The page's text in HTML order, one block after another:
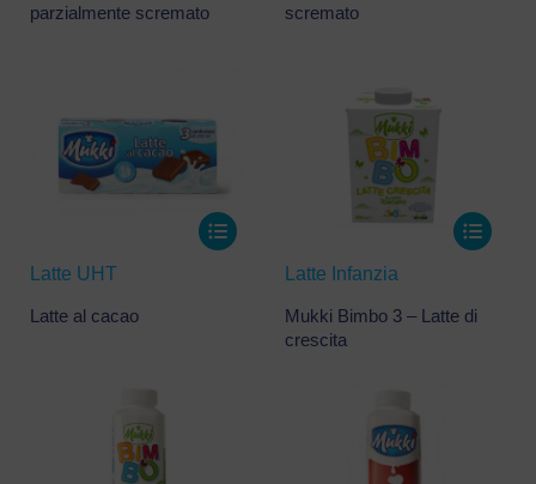
parzialmente scremato
scremato
Latte UHT
Latte al cacao
Latte Infanzia
Mukki Bimbo 3 – Latte di
crescita